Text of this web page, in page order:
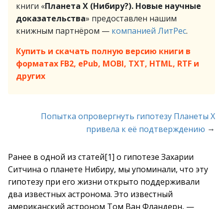
книги «Планета Х (Нибиру?). Новые научные
доказательства» предоставлен нашим
книжным партнёром — компанией ЛитРес.
Купить и скачать полную версию книги в
форматах FB2, ePub, MOBI, TXT, HTML, RTF и
других
Попытка опровергнуть гипотезу Планеты Х
привела к её подтверждению →
Ранее в одной из статей[1] о гипотезе Захарии
Ситчина о планете Нибиру, мы упоминали, что эту
гипотезу при его жизни открыто поддерживали
два известных астронома. Это известный
американский астроном Том Ван Фландерн, —